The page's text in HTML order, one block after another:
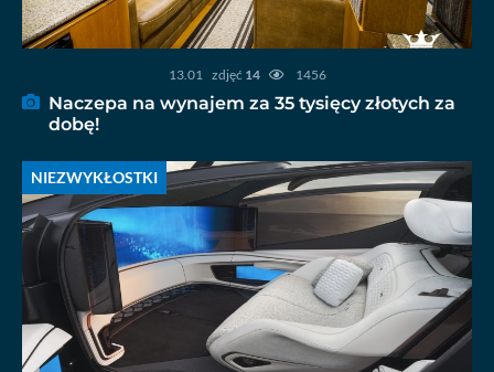
13.01 zdjęć 14 1456
Naczepa na wynajem za 35 tysięcy złotych za
dobę!
NIEZWYKŁOSTKI